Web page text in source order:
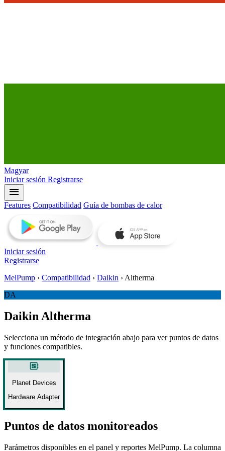
Magyar
Iniciar sesión Registrarse
menu
Features Compatibilidad Guía de bombas de calor
Iniciar sesión
Registrarse
MelPump › Compatibilidad › Daikin › Altherma
DA
Daikin Altherma
Selecciona un método de integración abajo para ver puntos de datos
y funciones compatibles.
developer_board
Planet Devices
Hardware Adapter
Puntos de datos monitoreados
Parámetros disponibles en el panel y reportes MelPump. La columna